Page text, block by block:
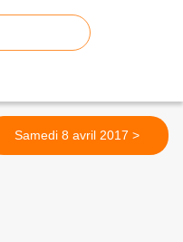
Samedi 8 avril 2017 >